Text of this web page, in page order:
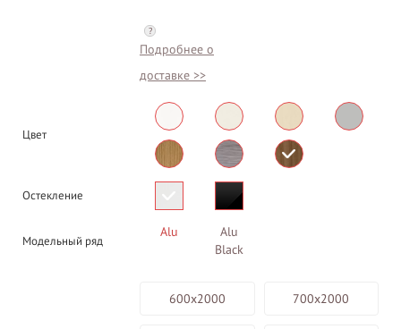
?
Подробнее о
доставке >>
Цвет
Остекление
Модельный ряд
Alu
Alu
Black
600х2000 700х2000